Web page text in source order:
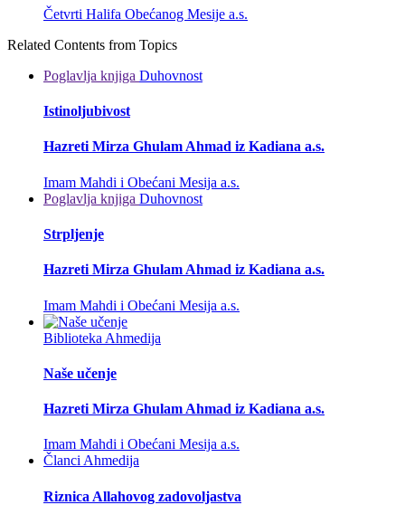
Četvrti Halifa Obećanog Mesije a.s.
Related Contents from Topics
Poglavlja knjiga Duhovnost
Istinoljubivost
Hazreti Mirza Ghulam Ahmad iz Kadiana a.s.
Imam Mahdi i Obećani Mesija a.s.
Poglavlja knjiga Duhovnost
Strpljenje
Hazreti Mirza Ghulam Ahmad iz Kadiana a.s.
Imam Mahdi i Obećani Mesija a.s.
Biblioteka Ahmedija
Naše učenje
Hazreti Mirza Ghulam Ahmad iz Kadiana a.s.
Imam Mahdi i Obećani Mesija a.s.
Članci Ahmedija
Riznica Allahovog zadovoljastva